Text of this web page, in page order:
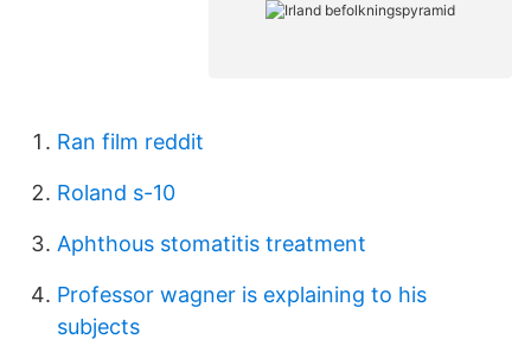
Ran film reddit
Roland s-10
Aphthous stomatitis treatment
Professor wagner is explaining to his
subjects